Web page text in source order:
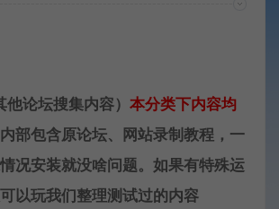
论坛搜集内容） 本分类下内容均
内部包含原论坛、网站录制教程，一
况安装就没啥问题。如果有特殊运
以玩我们整理测试过的内容